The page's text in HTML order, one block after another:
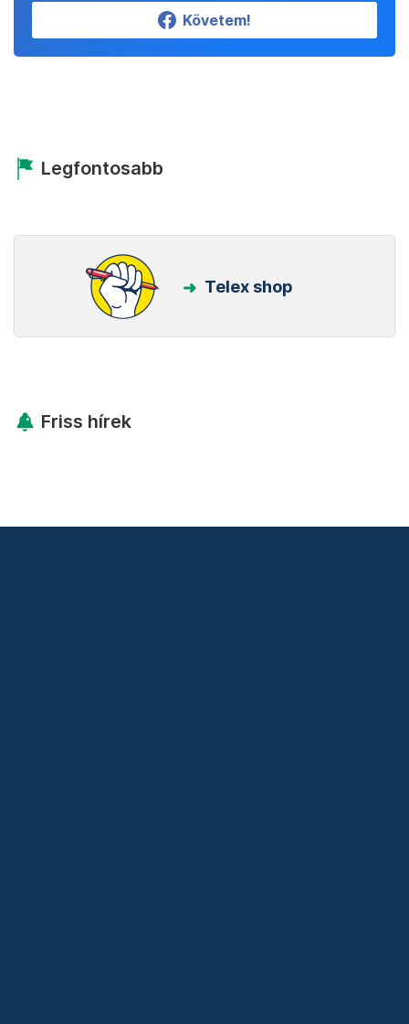
Követem!
Legfontosabb
Telex shop
Friss hírek